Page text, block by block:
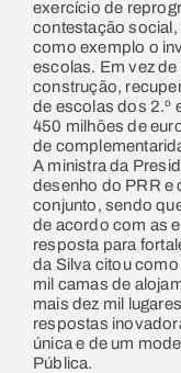
exercício de
contestação social,
como exemplo o
escolas. Em vez
construção,
de escolas dos 2.º
450 milhões de
de
A ministra da
desenho do PRR e
conjunto, sendo
de acordo com as
resposta para
da Silva citou
mil camas de
mais dez mil
respostas
única e de um
Pública.